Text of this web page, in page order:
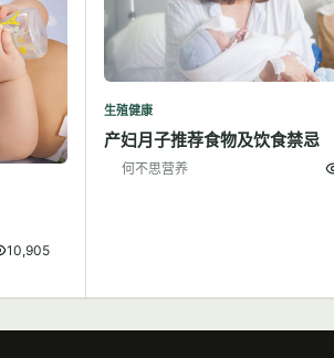
10,905
生殖健康
产妇月子推荐食物及饮食禁忌
何不思营养